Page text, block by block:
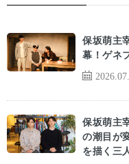
保坂萌主
幕！ゲネ
保坂萌主
の潮目が
を描く三